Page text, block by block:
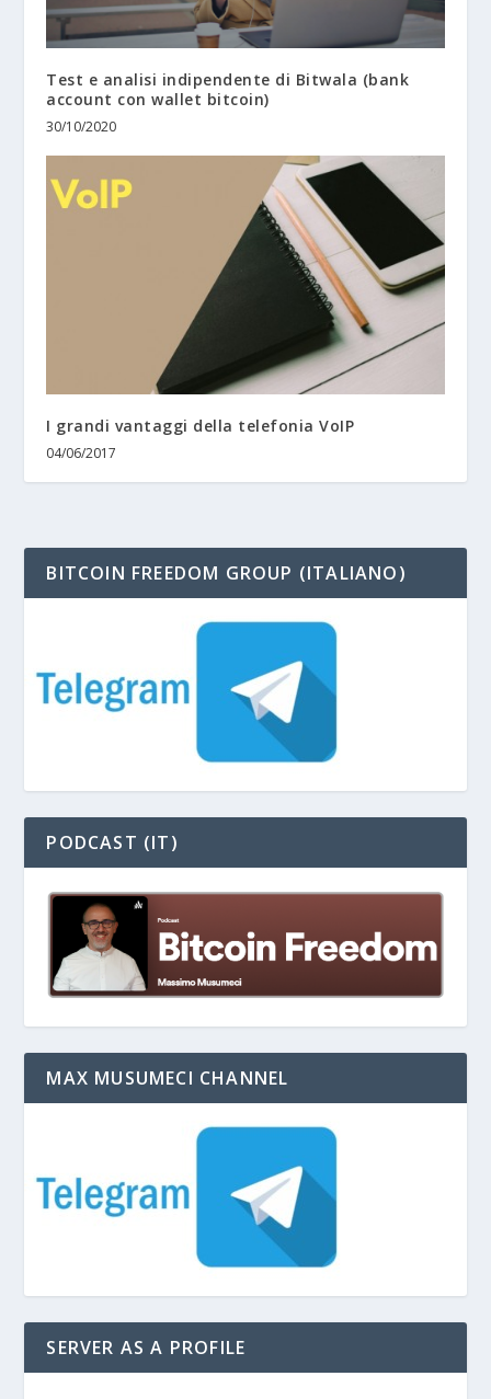
Test e analisi indipendente di Bitwala (bank
account con wallet bitcoin)
30/10/2020
I grandi vantaggi della telefonia VoIP
04/06/2017
BITCOIN FREEDOM GROUP (ITALIANO)
PODCAST (IT)
MAX MUSUMECI CHANNEL
SERVER AS A PROFILE